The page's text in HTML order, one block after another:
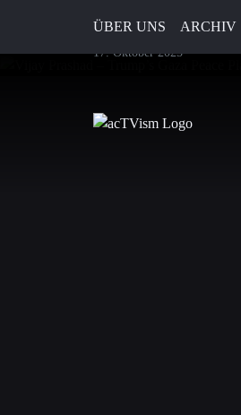
ÜBER UNS ARCHIV
für die Ukraine
17. Oktober 2025